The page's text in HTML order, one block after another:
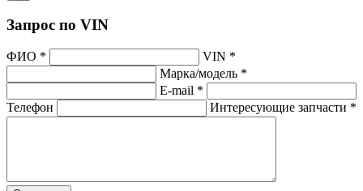
Запрос по VIN
ФИО * VIN *
Марка/модель *
E-mail *
Телефон
Интересующие запчасти *